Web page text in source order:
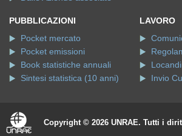
PUBBLICAZIONI
Pocket mercato
Pocket emissioni
Book statistiche annuali
Sintesi statistica (10 anni)
LAVORO
Invio
Copyright © 2026 UNRAE. Tutti i